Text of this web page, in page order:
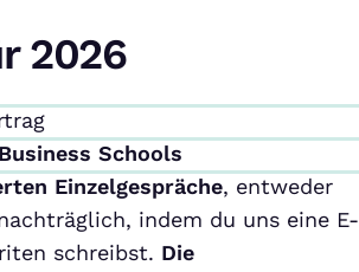
2026
Schools
Einzelgespräche, entweder
indem du uns eine E-
schreibst. Die